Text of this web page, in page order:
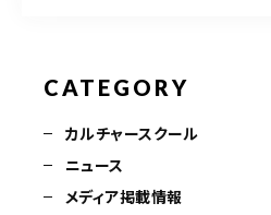
CATEGORY
カルチャースクール
ニュース
メディア掲載情報